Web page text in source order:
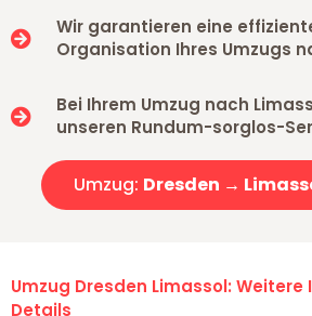
Wir garantieren eine
Organisation Ihres Umzugs
Bei Ihrem Umzug nach
unseren Rundum-sorglos-
Umzug: Dresden →
Umzug Dresden Limassol:
Details